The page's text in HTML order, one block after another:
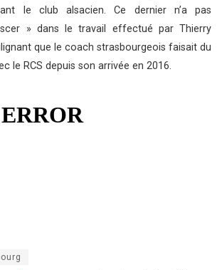
le club alsacien. Ce dernier n’a pas
» dans le travail effectué par Thierry
que le coach strasbourgeois faisait du
le RCS depuis son arrivée en 2016.